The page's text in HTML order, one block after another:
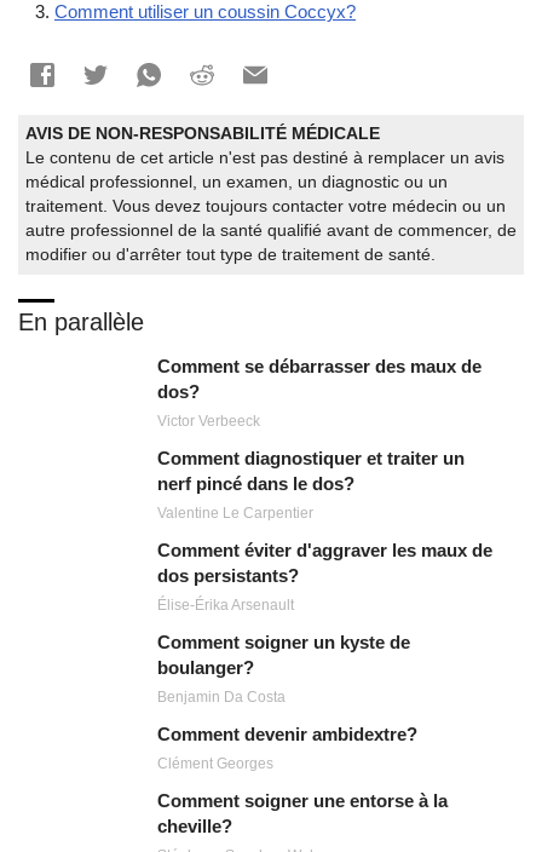
Comment utiliser un coussin Coccyx?
AVIS DE NON-RESPONSABILITÉ MÉDICALE
Le contenu de cet article n'est pas destiné à remplacer un avis
médical professionnel, un examen, un diagnostic ou un
traitement. Vous devez toujours contacter votre médecin ou un
autre professionnel de la santé qualifié avant de commencer, de
modifier ou d'arrêter tout type de traitement de santé.
En parallèle
Comment se débarrasser des maux de
dos?
Victor Verbeeck
Comment diagnostiquer et traiter un
nerf pincé dans le dos?
Valentine Le Carpentier
Comment éviter d'aggraver les maux de
dos persistants?
Élise-Érika Arsenault
Comment soigner un kyste de
boulanger?
Benjamin Da Costa
Comment devenir ambidextre?
Clément Georges
Comment soigner une entorse à la
cheville?